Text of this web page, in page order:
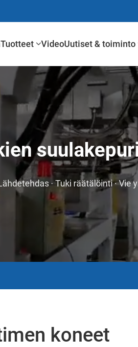
Tuotteet VideoUutiset & toiminto
· Tuki räätälöinti · Vie
koneet